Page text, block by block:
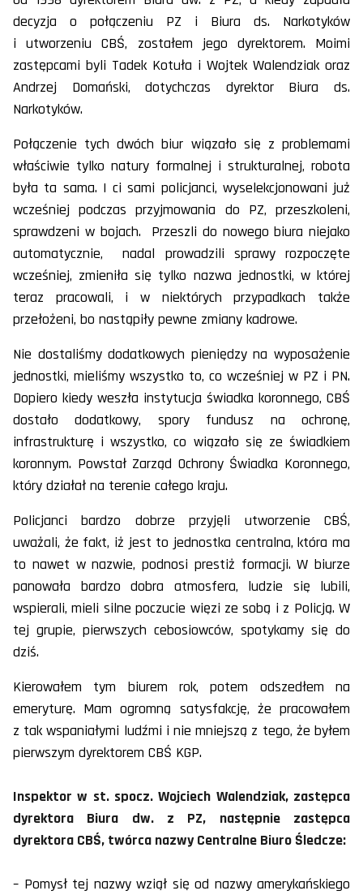
decyzja o połączeniu PZ i Biura ds. Narkotyków
i utworzeniu CBŚ, zostałem jego dyrektorem. Moimi
zastępcami byli Tadek Kotuła i Wojtek Walendziak oraz
Andrzej Domański, dotychczas dyrektor Biura ds.
Narkotyków.
Połączenie tych dwóch biur wiązało się z problemami
właściwie tylko natury formalnej i strukturalnej, robota
była ta sama. I ci sami policjanci, wyselekcjonowani już
wcześniej podczas przyjmowania do PZ, przeszkoleni,
sprawdzeni w bojach. Przeszli do nowego biura niejako
automatycznie, nadal prowadzili sprawy rozpoczęte
wcześniej, zmieniła się tylko nazwa jednostki, w której
teraz pracowali, i w niektórych przypadkach także
przełożeni, bo nastąpiły pewne zmiany kadrowe.
Nie dostaliśmy dodatkowych pieniędzy na wyposażenie
jednostki, mieliśmy wszystko to, co wcześniej w PZ i PN.
Dopiero kiedy weszła instytucja świadka koronnego, CBŚ
dostało dodatkowy, spory fundusz na ochronę,
infrastrukturę i wszystko, co wiązało się ze świadkiem
koronnym. Powstał Zarząd Ochrony Świadka Koronnego,
który działał na terenie całego kraju.
Policjanci bardzo dobrze przyjęli utworzenie CBŚ,
uważali, że fakt, iż jest to jednostka centralna, która ma
to nawet w nazwie, podnosi prestiż formacji. W biurze
panowała bardzo dobra atmosfera, ludzie się lubili,
wspierali, mieli silne poczucie więzi ze sobą i z Policją. W
tej grupie, pierwszych cebosiowców, spotykamy się do
dziś.
Kierowałem tym biurem rok, potem odszedłem na
emeryturę. Mam ogromną satysfakcję, że pracowałem
z tak wspaniałymi ludźmi i nie mniejszą z tego, że byłem
pierwszym dyrektorem CBŚ KGP.
Inspektor w st. spocz. Wojciech Walendziak, zastępca
dyrektora Biura dw. z PZ, następnie zastępca
dyrektora CBŚ, twórca nazwy Centralne Biuro Śledcze:
– Pomysł tej nazwy wziął się od nazwy amerykańskiego